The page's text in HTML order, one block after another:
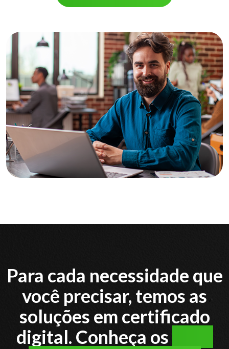
Para cada necessidade que
você precisar, temos as
soluções em certificado
digital. Conheça os